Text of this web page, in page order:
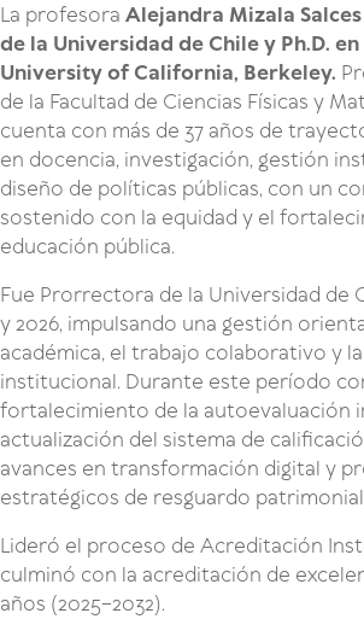
La profesora Alejandra Mizala
de la Universidad de Chile y Ph.D.
University of California, Berkeley.
de la Facultad de Ciencias Físicas y
cuenta con más de 37 años de
en docencia, investigación, gestión
diseño de políticas públicas, con un
sostenido con la equidad y el
educación pública.
Fue Prorrectora de la Universidad de
y 2026, impulsando una gestión
académica, el trabajo colaborativo y
institucional. Durante este período
fortalecimiento de la autoevaluación
actualización del sistema de
avances en transformación digital y
estratégicos de resguardo
Lideró el proceso de Acreditación
culminó con la acreditación de
años (2025–2032).